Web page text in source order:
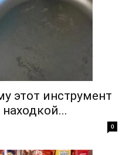
этот инструмент
находкой...
0